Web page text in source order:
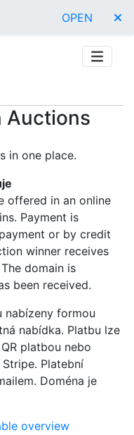
OPEN
Auctions
in one place.
offered in an online
Payment is
or by credit
winner receives
domain is
been received.
nabízeny formou
nabídka. Platbu lze
platbou nebo
Platební
Doména je
overview